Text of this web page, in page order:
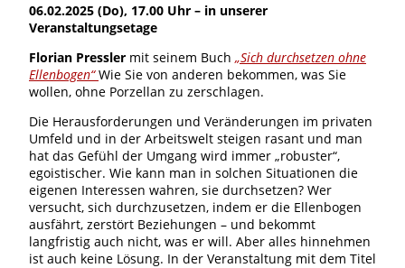
06.02.2025 (Do), 17.00 Uhr – in unserer
Veranstaltungsetage
Florian Pressler mit seinem Buch „Sich durchsetzen ohne
Ellenbogen“ Wie Sie von anderen bekommen, was Sie
wollen, ohne Porzellan zu zerschlagen.
Die Herausforderungen und Veränderungen im privaten
Umfeld und in der Arbeitswelt steigen rasant und man
hat das Gefühl der Umgang wird immer „robuster“,
egoistischer. Wie kann man in solchen Situationen die
eigenen Interessen wahren, sie durchsetzen? Wer
versucht, sich durchzusetzen, indem er die Ellenbogen
ausfährt, zerstört Beziehungen – und bekommt
langfristig auch nicht, was er will. Aber alles hinnehmen
ist auch keine Lösung. In der Veranstaltung mit dem Titel